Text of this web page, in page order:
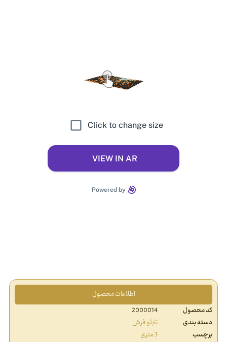
اطلاعات محصول
کد محصول
2000014
دسته بندی
تابلو فرش
برچسب
3 متری